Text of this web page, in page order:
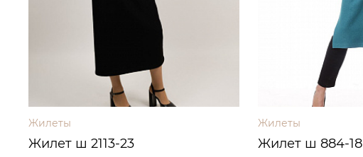
Жилеты
Жилет ш 2113-23
Жилеты
Жилет ш 884-18